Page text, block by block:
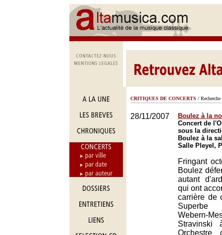
CRITIQUES DE CONCERTS / Recherche
28/11/2007
Boulez à la
Concert de
sous la
Boulez à la
Salle Pleyel,
Fringant
Boulez
autant
qui ont
carrière de
Webern-